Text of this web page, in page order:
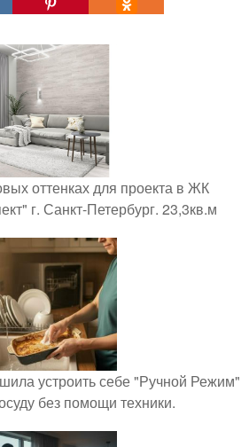
оттенках для проекта в ЖК
г. Санкт-Петербург. 23,3кв.м
устроить себе "Ручной Режим"
без помощи техники.